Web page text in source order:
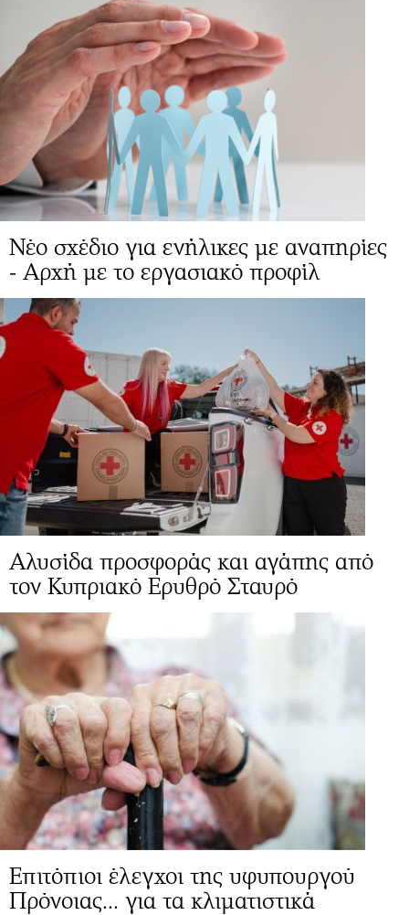
Νέο σχέδιο για ενήλικες με αναπηρίες
- Αρχή με το εργασιακό προφίλ
Αλυσίδα προσφοράς και αγάπης από
τον Κυπριακό Ερυθρό Σταυρό
Επιτόπιοι έλεγχοι της υφυπουργού
Πρόνοιας... για τα κλιματιστικά